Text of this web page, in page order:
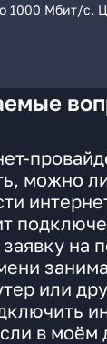
1000 Мбит/с.
можно
заявку на
или
в